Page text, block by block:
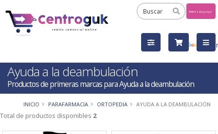
by
Ayuda a la deambulación
Productos de primeras marcas para Ayuda a la deambulación
INICIO PARAFARMACIA ORTOPEDIA AYUDA A LA DEAMBULACIÓN
Total de productos disponibles 2